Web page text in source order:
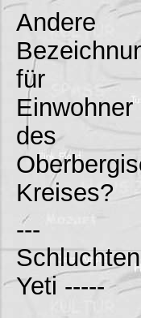
Andere
für
Einwohner
des
Kreises?
---
Yeti -----